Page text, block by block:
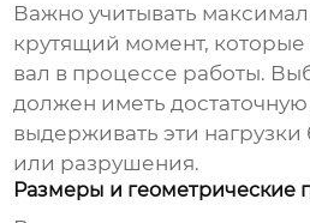
Важно учитывать
крутящий момент, которые
вал в процессе работы.
должен иметь
выдерживать эти
или разрушения.
Размеры и геометрические